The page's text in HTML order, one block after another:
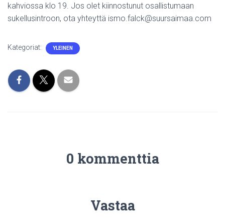
I
kahviossa klo 19. Jos olet kiinnostunut osallistumaan
sukellusintroon, ota yhteyttä ismo.falck@suursaimaa.com
Kategoriat: YLEINEN
0 kommenttia
Vastaa